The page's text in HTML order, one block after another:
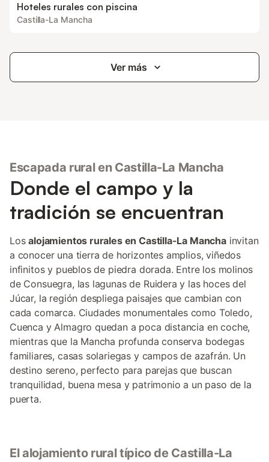
Hoteles rurales con piscina
Castilla-La Mancha
Ver más
Escapada rural en Castilla-La Mancha
Donde el campo y la
tradición se encuentran
Losalojamientos rurales en Castilla-La Manchainvitan
a conocer una tierra de horizontes amplios, viñedos
infinitos y pueblos de piedra dorada. Entre los molinos
de Consuegra, las lagunas de Ruidera y las hoces del
Júcar, la región despliega paisajes que cambian con
cada comarca. Ciudades monumentales como Toledo,
Cuenca y Almagro quedan a poca distancia en coche,
mientras que la Mancha profunda conserva bodegas
familiares, casas solariegas y campos de azafrán. Un
destino sereno, perfecto para parejas que buscan
tranquilidad, buena mesa y patrimonio a un paso de la
puerta.
El alojamiento rural típico de Castilla-La